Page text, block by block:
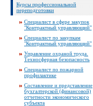
Курсы профессиональной
переподготовки
Специалист в сфере закупок
"Контрактный управляющий"
Специалист по закупкам
"Контрактный управляющий"
Управление охраной труда.
Техносферная безопасность
Специалист по пожарной
профилактике
Составление и представление
бухгалтерской (финансовой)
отчетности экономического
субъекта